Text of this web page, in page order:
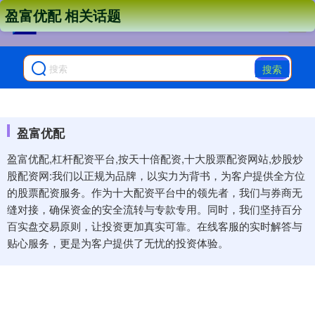
搜索
盈富优配
盈富优配,杠杆配资平台,按天十倍配资,十大股票配资网站,炒股炒
股配资网:我们以正规为品牌，以实力为背书，为客户提供全方位
的股票配资服务。作为十大配资平台中的领先者，我们与券商无
缝对接，确保资金的安全流转与专款专用。同时，我们坚持百分
百实盘交易原则，让投资更加真实可靠。在线客服的实时解答与
贴心服务，更是为客户提供了无忧的投资体验。
盈富优配 相关话题